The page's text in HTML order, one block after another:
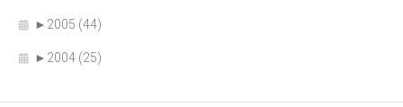
► 2005 (44)
► 2004 (25)